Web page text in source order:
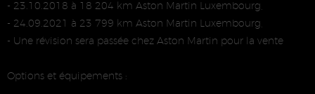
- 23.10.2018 à 18 204 km Aston Martin Luxembourg,
- 24.09.2021 à 23 799 km Aston Martin Luxembourg,
- Une révision sera passée chez Aston Martin pour la vente
Options et équipements :